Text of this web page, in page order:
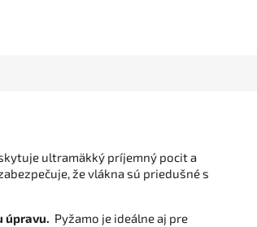
ultramäkký príjemný pocit a
že vlákna sú priedušné s
úpravu. Pyžamo je ideálne aj pre